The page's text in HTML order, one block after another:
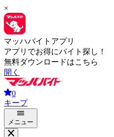
×
マッハバイトアプリ
アプリでお得にバイト探し！
無料ダウンロードはこちら
開く
0
キープ
メニュー